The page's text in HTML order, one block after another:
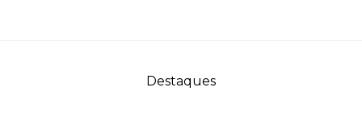
Destaques